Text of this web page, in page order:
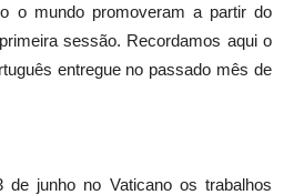
o mundo promoveram a partir do
sessão. Recordamos aqui o
entregue no passado mês de
junho no Vaticano os trabalhos